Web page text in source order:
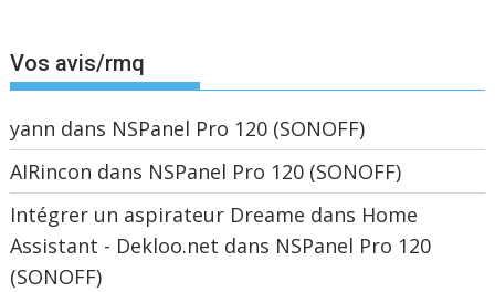
Vos avis/rmq
yann dans NSPanel Pro 120 (SONOFF)
AIRincon dans NSPanel Pro 120 (SONOFF)
Intégrer un aspirateur Dreame dans Home
Assistant - Dekloo.net dans NSPanel Pro 120
(SONOFF)